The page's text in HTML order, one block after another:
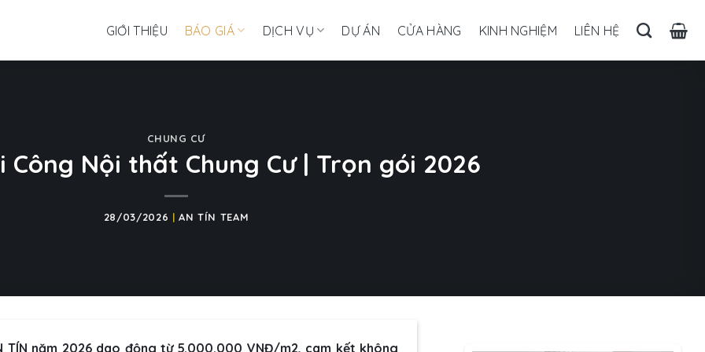
GIỚI THIỆU BÁO GIÁ DỊCH VỤ DỰ ÁN CỬA HÀNG KINH NGHIỆM LIÊN HỆ
CHUNG CƯ
Công Nội thất Chung Cư | Trọn gói 2026
28/03/2026 |AN TÍN TEAM
năm 2026 dao động từ 5.000.000 VNĐ/m2, cam kết không